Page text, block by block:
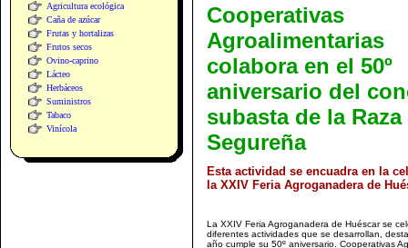
Agricultura ecológica
Caña de azúcar
Frutas y hortalizas
Frutos secos
Ovino-caprino
Lácteo
Herbáceos
Suministros
Tabaco
Vinícola
Cooperativas
Agroalimentarias
colabora en el 50º
aniversario del
subasta de la
Segureña
Esta actividad se encuadra en la
la XXIV Feria Agroganadera de
La XXIV Feria Agroganadera de Huéscar se
diferentes actividades que se desarrollan,
año cumple su 50º aniversario. Cooperativas